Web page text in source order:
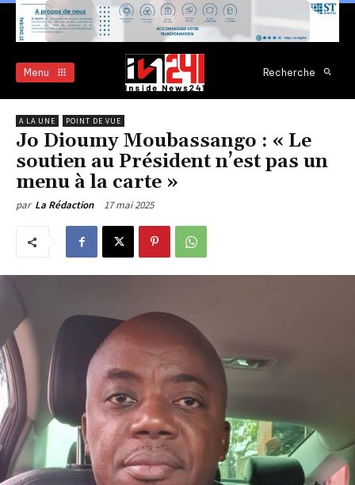
Menu Recherche
A LA UNE POINT DE VUE
Jo Dioumy Moubassango : « Le
soutien au Président n’est pas un
menu à la carte »
par La Rédaction 17 mai 2025